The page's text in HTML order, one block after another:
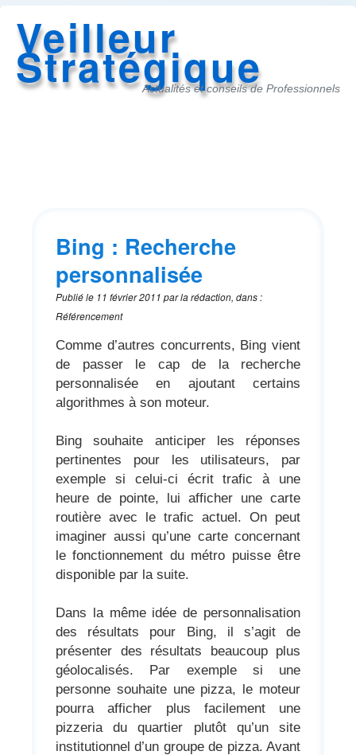
Veilleur
Stratégique
Actualités et conseils de Professionnels
Bing : Recherche
personnalisée
Publié le 11 février 2011 parla rédaction, dans :
Référencement
Comme d’autres concurrents, Bing vient
de passer le cap de la recherche
personnalisée en ajoutant certains
algorithmes à son moteur.
Bing souhaite anticiper les réponses
pertinentes pour les utilisateurs, par
exemple si celui-ci écrit trafic à une
heure de pointe, lui afficher une carte
routière avec le trafic actuel. On peut
imaginer aussi qu’une carte concernant
le fonctionnement du métro puisse être
disponible par la suite.
Dans la même idée de personnalisation
des résultats pour Bing, il s’agit de
présenter des résultats beaucoup plus
géolocalisés. Par exemple si une
personne souhaite une pizza, le moteur
pourra afficher plus facilement une
pizzeria du quartier plutôt qu’un site
institutionnel d’un groupe de pizza. Avant